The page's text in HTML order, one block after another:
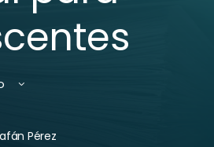
Pérez